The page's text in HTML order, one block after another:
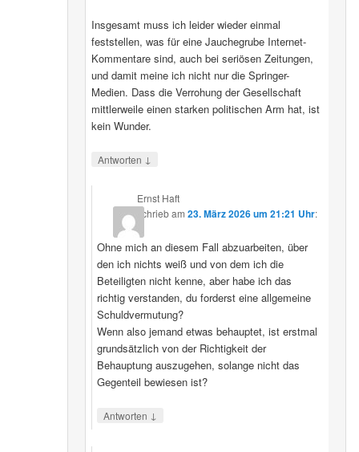
Insgesamt muss ich leider wieder einmal
feststellen, was für eine Jauchegrube Internet-
Kommentare sind, auch bei seriösen Zeitungen,
und damit meine ich nicht nur die Springer-
Medien. Dass die Verrohung der Gesellschaft
mittlerweile einen starken politischen Arm hat, ist
kein Wunder.
Antworten ↓
Ernst Haft
schriebam23. März 2026 um 21:21 Uhr:
Ohne mich an diesem Fall abzuarbeiten, über
den ich nichts weiß und von dem ich die
Beteiligten nicht kenne, aber habe ich das
richtig verstanden, du forderst eine allgemeine
Schuldvermutung?
Wenn also jemand etwas behauptet, ist erstmal
grundsätzlich von der Richtigkeit der
Behauptung auszugehen, solange nicht das
Gegenteil bewiesen ist?
Antworten ↓